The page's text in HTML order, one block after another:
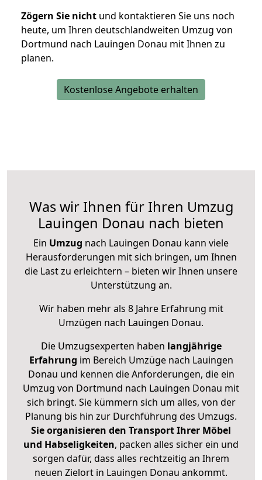
Zögern Sie nicht und kontaktieren Sie uns noch
heute, um Ihren deutschlandweiten Umzug von
Dortmund nach Lauingen Donau mit Ihnen zu
planen.
Kostenlose Angebote erhalten
Was wir Ihnen für Ihren Umzug
Lauingen Donau nach bieten
Ein Umzug nach Lauingen Donau kann viele
Herausforderungen mit sich bringen, um Ihnen
die Last zu erleichtern – bieten wir Ihnen unsere
Unterstützung an.
Wir haben mehr als 8 Jahre Erfahrung mit
Umzügen nach Lauingen Donau.
Die Umzugsexperten haben langjährige
Erfahrung im Bereich Umzüge nach Lauingen
Donau und kennen die Anforderungen, die ein
Umzug von Dortmund nach Lauingen Donau mit
sich bringt. Sie kümmern sich um alles, von der
Planung bis hin zur Durchführung des Umzugs.
Sie organisieren den Transport Ihrer Möbel
und Habseligkeiten, packen alles sicher ein und
sorgen dafür, dass alles rechtzeitig an Ihrem
neuen Zielort in Lauingen Donau ankommt.